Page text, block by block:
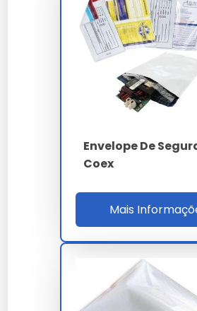
Envelope De
Coex
Mais